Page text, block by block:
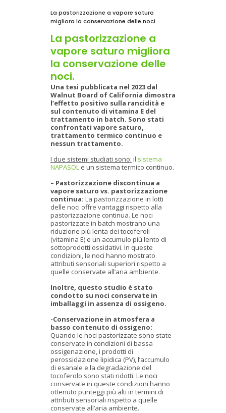
La pastorizzazione a vapore saturo
migliora la conservazione delle noci.
La pastorizzazione a
vapore saturo migliora
la conservazione delle
noci.
Una tesi pubblicata nel 2023 dal
Walnut Board of California dimostra
l’effetto positivo sulla rancidità e
sul contenuto di vitamina E del
trattamento in batch. Sono stati
confrontati vapore saturo,
trattamento termico continuo e
nessun trattamento.
I due sistemi studiati sono: il sistema
NAPASOL e un sistema termico continuo.
– Pastorizzazione discontinua a
vapore saturo vs. pastorizzazione
continua: La pastorizzazione in lotti
delle noci offre vantaggi rispetto alla
pastorizzazione continua. Le noci
pastorizzate in batch mostrano una
riduzione più lenta dei tocoferoli
(vitamina E) e un accumulo più lento di
sottoprodotti ossidativi. In queste
condizioni, le noci hanno mostrato
attributi sensoriali superiori rispetto a
quelle conservate all’aria ambiente.
Inoltre, questo studio è stato
condotto su noci conservate in
imballaggi in assenza di ossigeno.
-Conservazione in atmosfera a
basso contenuto di ossigeno:
Quando le noci pastorizzate sono state
conservate in condizioni di bassa
ossigenazione, i prodotti di
perossidazione lipidica (PV), l’accumulo
di esanale e la degradazione del
tocoferolo sono stati ridotti. Le noci
conservate in queste condizioni hanno
ottenuto punteggi più alti in termini di
attributi sensoriali rispetto a quelle
conservate all’aria ambiente.